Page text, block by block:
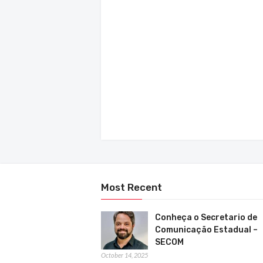
Most Recent
Conheça o Secretario de
Comunicação Estadual –
SECOM
October 14, 2025